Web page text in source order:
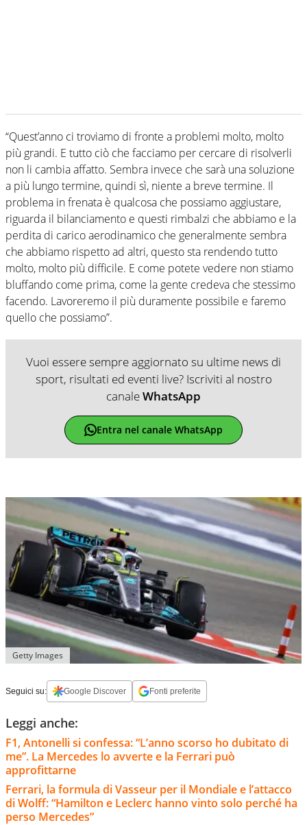
“Quest’anno ci troviamo di fronte a problemi molto, molto
più grandi. E tutto ciò che facciamo per cercare di risolverli
non li cambia affatto. Sembra invece che sarà una soluzione
a più lungo termine, quindi sì, niente a breve termine. Il
problema in frenata è qualcosa che possiamo aggiustare,
riguarda il bilanciamento e questi rimbalzi che abbiamo e la
perdita di carico aerodinamico che generalmente sembra
che abbiamo rispetto ad altri, questo sta rendendo tutto
molto, molto più difficile. E come potete vedere non stiamo
bluffando come prima, come la gente credeva che stessimo
facendo. Lavoreremo il più duramente possibile e faremo
quello che possiamo”.
Vuoi essere sempre aggiornato su ultime news di
sport, risultati ed eventi live? Iscriviti al nostro
canaleWhatsApp
Entra nel canale WhatsApp
Getty Images
Seguici su: Google Discover Fonti preferite
Leggi anche:
F1, Antonelli si confessa: “L’anno scorso ho dubitato di
me”. La Mercedes lo avverte e la Ferrari può
approfittarne
Ferrari, la formula di Vasseur per il Mondiale e l’attacco
di Wolff: “Hamilton e Leclerc hanno vinto solo perché ha
perso Mercedes”